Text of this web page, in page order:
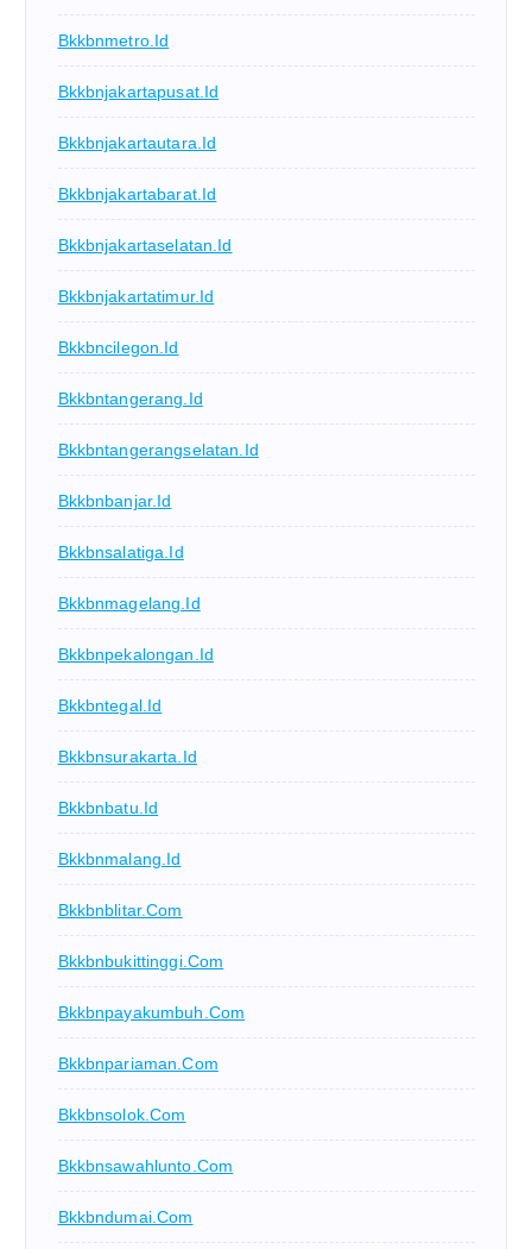
Bkkbnmetro.id
Bkkbnjakartapusat.id
Bkkbnjakartautara.id
Bkkbnjakartabarat.id
Bkkbnjakartaselatan.id
Bkkbnjakartatimur.id
Bkkbncilegon.id
Bkkbntangerang.id
Bkkbntangerangselatan.id
Bkkbnbanjar.id
Bkkbnsalatiga.id
Bkkbnmagelang.id
Bkkbnpekalongan.id
Bkkbntegal.id
Bkkbnsurakarta.id
Bkkbnbatu.id
Bkkbnmalang.id
Bkkbnblitar.com
Bkkbnbukittinggi.com
Bkkbnpayakumbuh.com
Bkkbnpariaman.com
Bkkbnsolok.com
Bkkbnsawahlunto.com
Bkkbndumai.com